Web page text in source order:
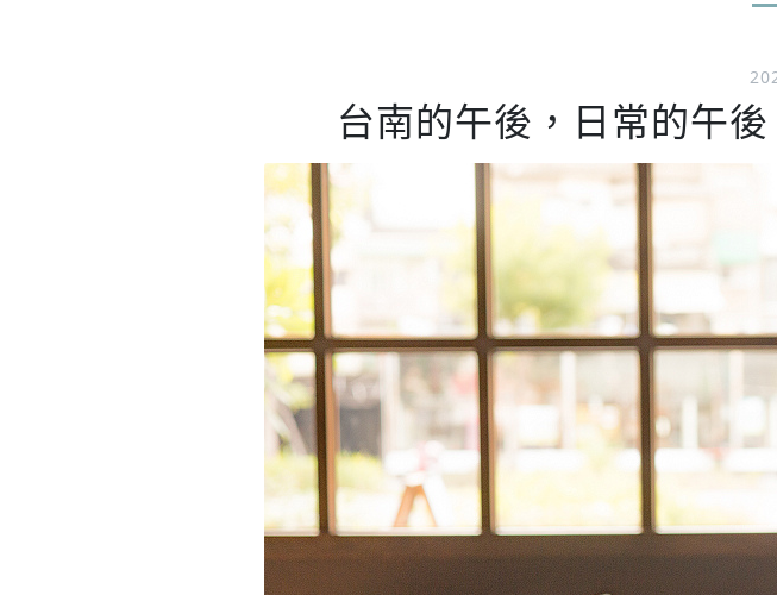
台南的午後，日常的午